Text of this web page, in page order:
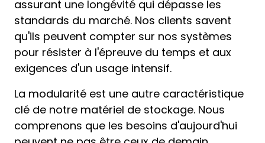
assurant une longévité qui dépasse les
standards du marché. Nos clients savent
qu'ils peuvent compter sur nos systèmes
pour résister à l'épreuve du temps et aux
exigences d'un usage intensif.
La modularité est une autre caractéristique
clé de notre matériel de stockage. Nous
comprenons que les besoins d'aujourd'hui